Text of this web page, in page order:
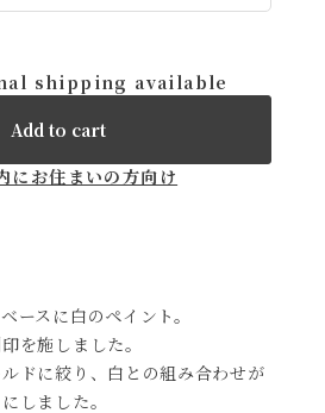
shipping available
Add to cart
にお住まいの方向け
ースに白のペイント。
を施しました。
ドに絞り、白との組み合わせが
しました。